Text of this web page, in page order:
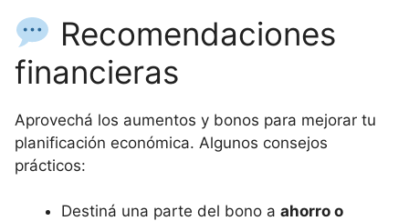
Recomendaciones
financieras
Aprovechá los aumentos y bonos para mejorar tu
planificación económica. Algunos consejos
prácticos:
Destiná una parte del bono a ahorro o